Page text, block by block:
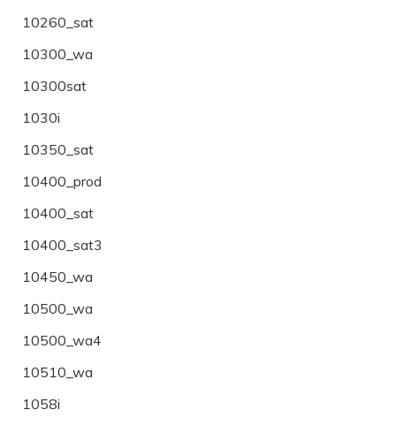
10260_sat
10300_wa
10300sat
1030i
10350_sat
10400_prod
10400_sat
10400_sat3
10450_wa
10500_wa
10500_wa4
10510_wa
1058i